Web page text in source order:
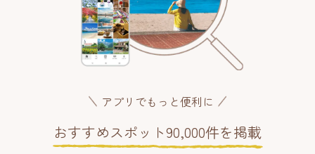
アプリでもっと便利に
おすすめスポット90,000件を掲載